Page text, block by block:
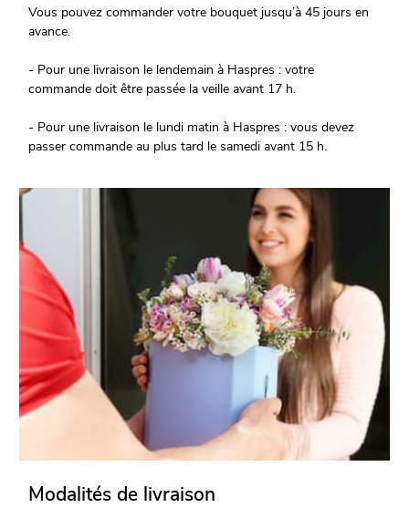
Vous pouvez commander votre bouquet jusqu’à 45 jours en
avance.
- Pour une livraison le lendemain à Haspres : votre
commande doit être passée la veille avant 17 h.
- Pour une livraison le lundi matin à Haspres : vous devez
passer commande au plus tard le samedi avant 15 h.
Modalités de livraison